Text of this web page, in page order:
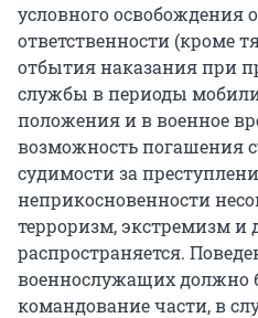
условного освобождения
ответственности (кроме
отбытия наказания при
службы в периоды
положения и в военное
возможность погашения
судимости за
неприкосновенности
терроризм, экстремизм и
распространяется.
военнослужащих должно
командование части, в